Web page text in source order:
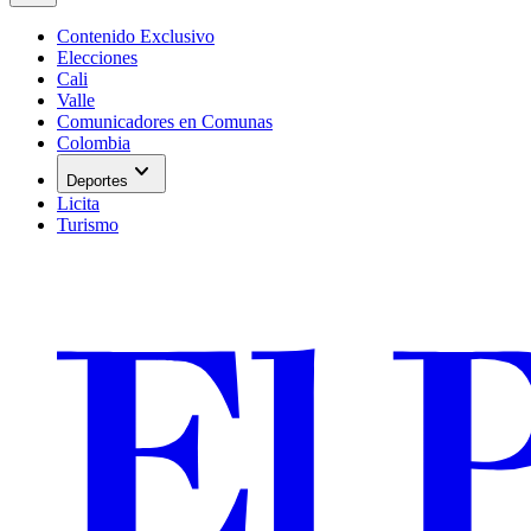
Contenido Exclusivo
Elecciones
Cali
Valle
Comunicadores en Comunas
Colombia
Deportes expand_more
Licita
Turismo